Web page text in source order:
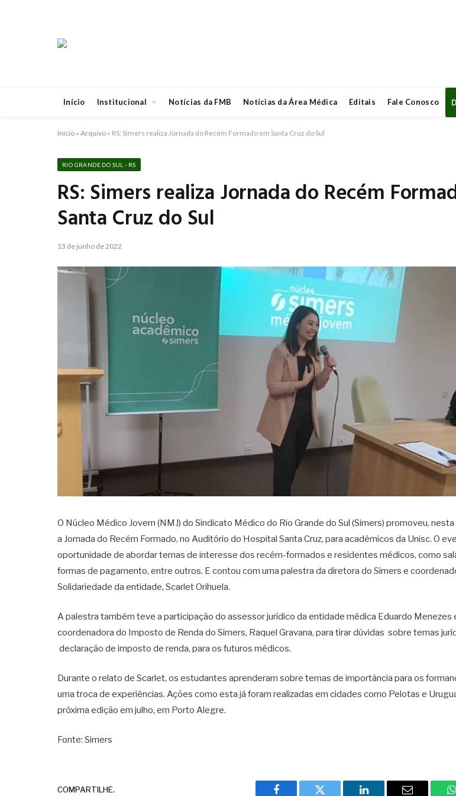
Início Institucional Notícias da FMB Notícias da Área Médica Editais Fale Conosco
Início » Arquivo » RS: Simers realiza Jornada do Recém Formado em Santa Cruz do Sul
RIO GRANDE DO SUL - RS
RS: Simers realiza Jornada do Recém
Santa Cruz do Sul
13 de junho de 2022
O Núcleo Médico Jovem (NMJ) do Sindicato Médico do Rio Grande do Sul (Simers) promoveu,
a Jornada do Recém Formado, no Auditório do Hospital Santa Cruz, para acadêmicos da Unisc. O
oportunidade de abordar temas de interesse dos recém-formados e residentes médicos, como
formas de pagamento, entre outros. E contou com uma palestra da diretora do Simers e
Solidariedade da entidade, Scarlet Orihuela.
A palestra também teve a participação do assessor jurídico da entidade médica Eduardo Menezes
coordenadora do Imposto de Renda do Simers, Raquel Gravana, para tirar dúvidas sobre temas
declaração de imposto de renda, para os futuros médicos.
Durante o relato de Scarlet, os estudantes aprenderam sobre temas de importância para os
uma troca de experiências. Ações como esta já foram realizadas em cidades como Pelotas e
próxima edição em julho, em Porto Alegre.
Fonte: Simers
COMPARTILHE.